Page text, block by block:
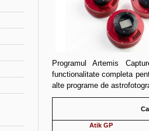
Programul Artemis
functionalitate completa
alte programe de
Atik GP